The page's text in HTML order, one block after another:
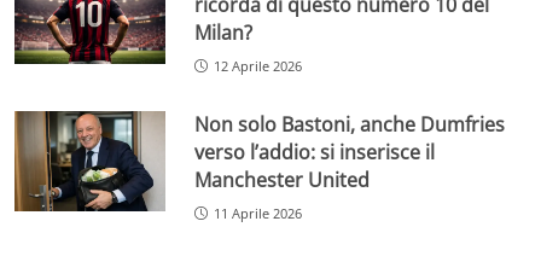
Milan?
12 Aprile 2026
Non solo Bastoni, anche Dumfries
verso l’addio: si inserisce il
Manchester United
11 Aprile 2026